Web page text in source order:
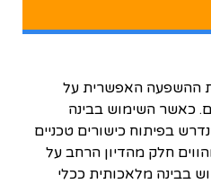
ההשפעה האפשרית על
כאשר השימוש בבינה
בפיתוח כישורים טכניים
חלק מהדיון הרחב על
בבינה מלאכותית ככלי